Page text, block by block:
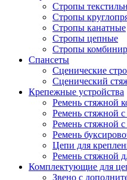
Стропы
Стропы
Стропы канатные
Стропы цепные
Стропы
Спансеты
Сценические
Сценический
Крепежные устройства
Ремень стяжной
Ремень стяжной
Ремень стяжной
Ремень
Цепи для
Ремень стяжной
Комплектующие для
Звено с